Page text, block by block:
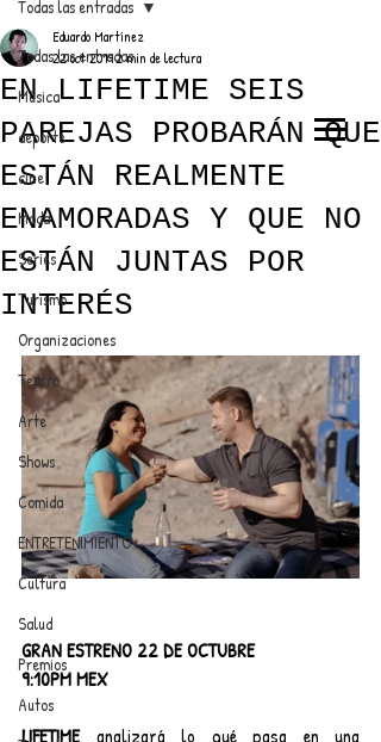
ANUNCIATE CON NOSOTROS
PARA MÁS INFORMACIÓN:
dinamicaseltrendytop@gmail.com
EL TRENDY TOP
CON EDDY MARTINEZ
Todas las entradas
Música
deporte
cine
Moda
Series
Turismo
Organizaciones
Teatro
Arte
Shows
Comida
ENTRETENIMIENTO
Cultura
Salud
Premios
Autos
Todas las entradas
EN LIFETIME SEIS
PAREJAS PROBARÁN QUE
ESTÁN REALMENTE
ENAMORADAS Y QUE NO
ESTÁN JUNTAS POR
INTERÉS
Eduardo Martínez
22 oct 20192 min de lectura
GRAN ESTRENO 22 DE OCTUBRE
9:10PM MEX
LIFETIME analizará lo qué pasa en una